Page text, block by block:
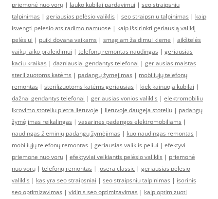
priemonė nuo vorų | lauko kubilai pardavimui | seo straipsniu
talpinimas | geriausias pelėsio valiklis | seo straipsniu talpinimas | kaip
isvengti pelesio atsiradimo namuose | kaip išsirinkti geriausią valiklį
pelėsiui | puiki dovana vaikams | smagiam žaidimui kieme | aikštelės
vaikų laiko praleidimui | telefonų remontas naudingas | geriausias
kaciu kraikas | dazniausiai gendantys telefonai | geriausias maistas
sterilizuotoms katėms | padangų žymėjimas | mobiliųjų telefonų
remontas | sterilizuotoms katėms geriausias | kiek kainuoja kubilai |
dažnai gendantys telefonai | geriausias vonios valiklis | elektromobiliu
ikrovimo stoteliu pletra lietuvoje | lietuvoje daugeja stoteliu | padangų
žymėjimas reikalingas | vasarinės padangos elektromobiliams |
naudingas žieminių padangų žymėjimas | kuo naudingas remontas |
mobiliųjų telefonų remontas | geriausias valiklis peliui | efektyvi
priemone nuo voru | efektyviai veikiantis pelėsio valiklis | priemonė
nuo vorų | telefonų remontas | josera classic | geriausias pelesio
valiklis | kas yra seo straipsniai | seo straipsniu talpinimas | isorinis
seo optimizavimas | vidinis seo optimizavimas | kaip optimizuoti